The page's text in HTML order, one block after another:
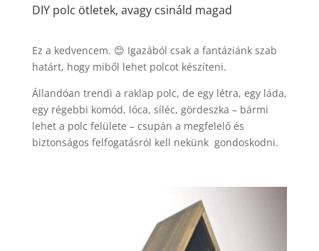
DIY polc ötletek, avagy csináld magad
Ez a kedvencem. 😊 Igazából csak a fantáziánk szab
határt, hogy miből lehet polcot készíteni.
Állandóan trendi a raklap polc, de egy létra, egy láda,
egy régebbi komód, lóca, síléc, gördeszka – bármi
lehet a polc felülete – csupán a megfelelő és
biztonságos felfogatásról kell nekünk gondoskodni.